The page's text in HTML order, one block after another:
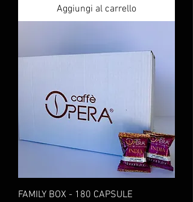
Aggiungi al carrello
FAMILY BOX - 180 CAPSULE